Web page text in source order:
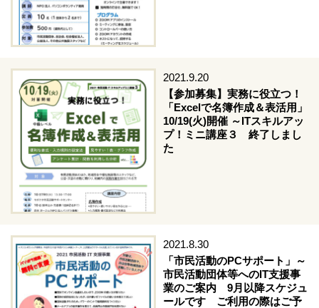
2021.9.20
【参加募集】実務に役立つ！
「Excelで名簿作成＆表活用」
10/19(火)開催 ～ITスキルアッ
プ！ミニ講座３ 終了しまし
た
2021.8.30
「市民活動のPCサポート」～
市民活動団体等へのIT支援事
業のご案内 9月以降スケジュ
ールです ご利用の際はご予